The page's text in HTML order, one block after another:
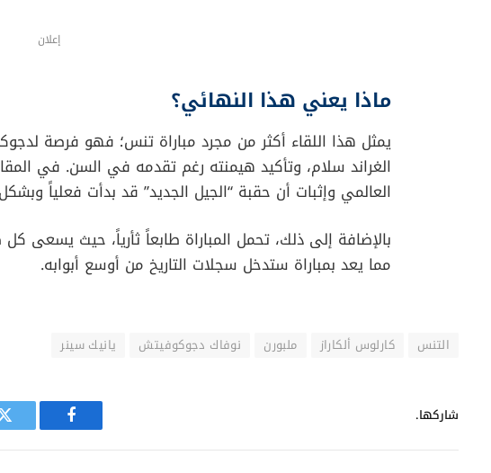
إعلان
ماذا يعني هذا النهائي؟
يمثل هذا اللقاء أكثر من مجرد مباراة تنس؛ فهو فرصة
الغراند سلام، وتأكيد هيمنته رغم تقدمه في السن. في
العالمي وإثبات أن حقبة “الجيل الجديد” قد بدأت فعلياً
بالإضافة إلى ذلك، تحمل المباراة طابعاً ثأرياً، حيث يسعى
مما يعد بمباراة ستدخل سجلات التاريخ من أوسع أبوابه.
التنس كارلوس ألكاراز ملبورن نوفاك دجوكوفيتش يانيك سينر
شاركها.
فيسبوك